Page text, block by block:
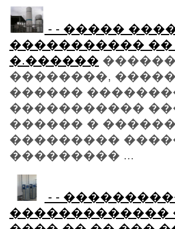
- - �����
�����������
�.������
��������,
������
�����������
������ �
���������
��������� ...
- -
�������������